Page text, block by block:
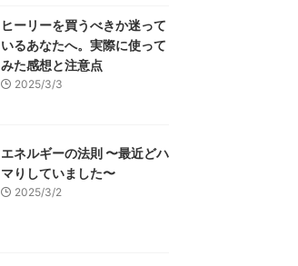
ヒーリーを買うべきか迷って
いるあなたへ。実際に使って
みた感想と注意点
2025/3/3
エネルギーの法則 〜最近どハ
マりしていました〜
2025/3/2